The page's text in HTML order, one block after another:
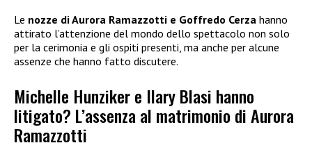
Le nozze di Aurora Ramazzotti e Goffredo Cerza hanno
attirato l’attenzione del mondo dello spettacolo non solo
per la cerimonia e gli ospiti presenti, ma anche per alcune
assenze che hanno fatto discutere.
Michelle Hunziker e Ilary Blasi hanno
litigato? L’assenza al matrimonio di Aurora
Ramazzotti